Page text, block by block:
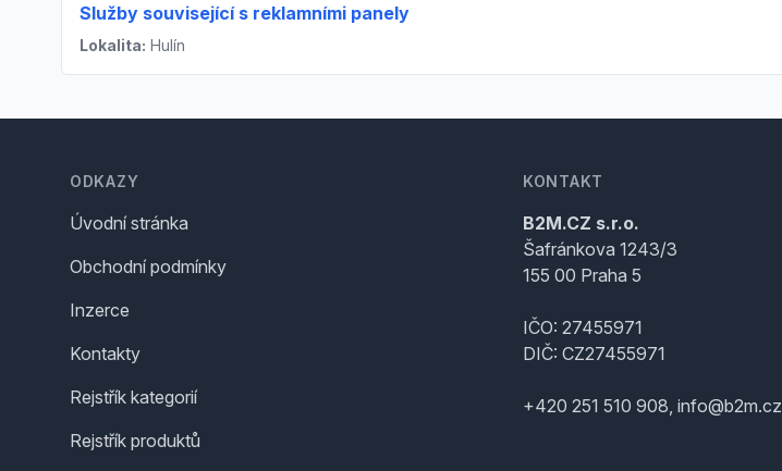
Služby související s reklamními panely
Lokalita: Hulín
ODKAZY
Úvodní stránka
Obchodní podmínky
Inzerce
Kontakty
Rejstřík kategorií
Rejstřík produktů
KONTAKT
B2M.CZ s.r.o.
Šafránkova 1243/3
155 00 Praha 5
IČO: 27455971
DIČ: CZ27455971
+420 251 510 908, info@b2m.cz